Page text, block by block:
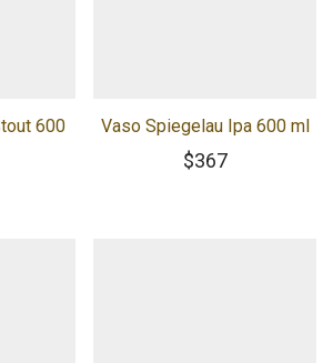
600
Vaso Spiegelau Ipa 600 ml
$367